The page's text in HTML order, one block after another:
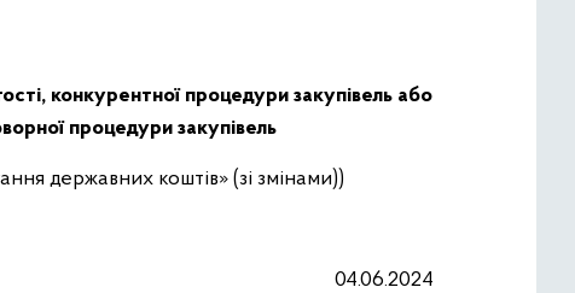
конкурентної процедури закупівель або
процедури закупівель
державних коштів» (зі змінами))
04.06.2024